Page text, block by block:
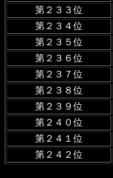
第２３３位
第２３４位
第２３５位
第２３６位
第２３７位
第２３８位
第２３９位
第２４０位
第２４１位
第２４２位